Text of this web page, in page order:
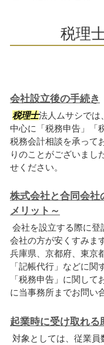
税理
会社設立後の手続き
税理士法人ムサシでは
中心に「税務申告」「
税務会計相談を承って
りのことがございまし
せください。
株式会社と合同会社
メリット～
会社を設立する際に登
会社の方が安くすみます
兵庫県、京都府、東京
「記帳代行」などに関
「税務申告」に関し
に当事務所までお問い
起業時に受け取れる
対象としては、従業員